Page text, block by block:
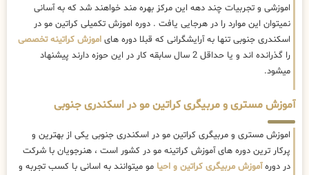
اموزشی و تجربیات چند دهه این مرکز بهره مند خواهند شد که به آسانی
نمیتوان این موارد را در هرجایی یافت . دوره اموزش تکمیلی کراتین مو در
اسکندری جنوبی تنها به آرایشگرانی که قبلا دوره های اموزش کراتینه تخصصی
را گذرانده اند و یا حداقل 2 سال سابقه کار در این حوزه دارند پیشنهاد
میشود.
آموزش مستری و مربیگری کراتین مو در اسکندری جنوبی
اموزش مستری و مربیگری کراتین مو در اسکندری جنوبی یکی از بهترین و
پرکار ترین دوره های آموزش کراتینه مو در کشور است ، هنرجویان با شرکت
در دورهآموزش مربیگری کراتین و احیا مو میتوانند به اسانی با کسب تجربه و